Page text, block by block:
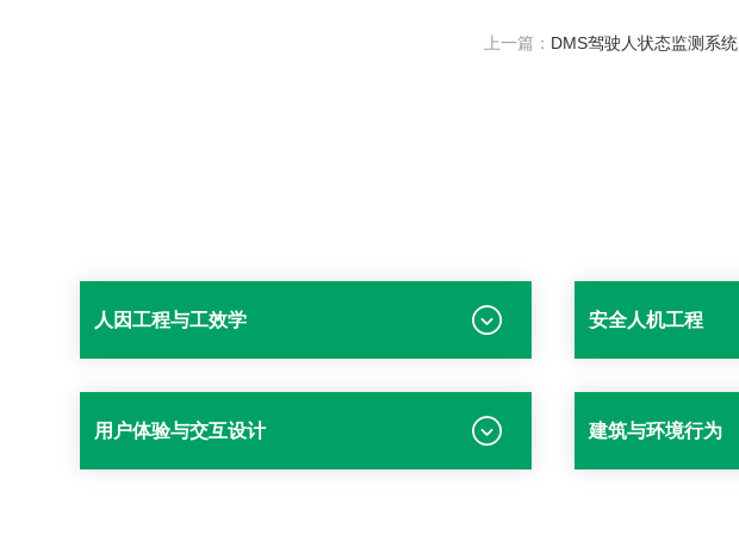
上一篇： DMS驾驶人状态监测系统
人因工程与工效学 安全人机工程
用户体验与交互设计 建筑与环境行为